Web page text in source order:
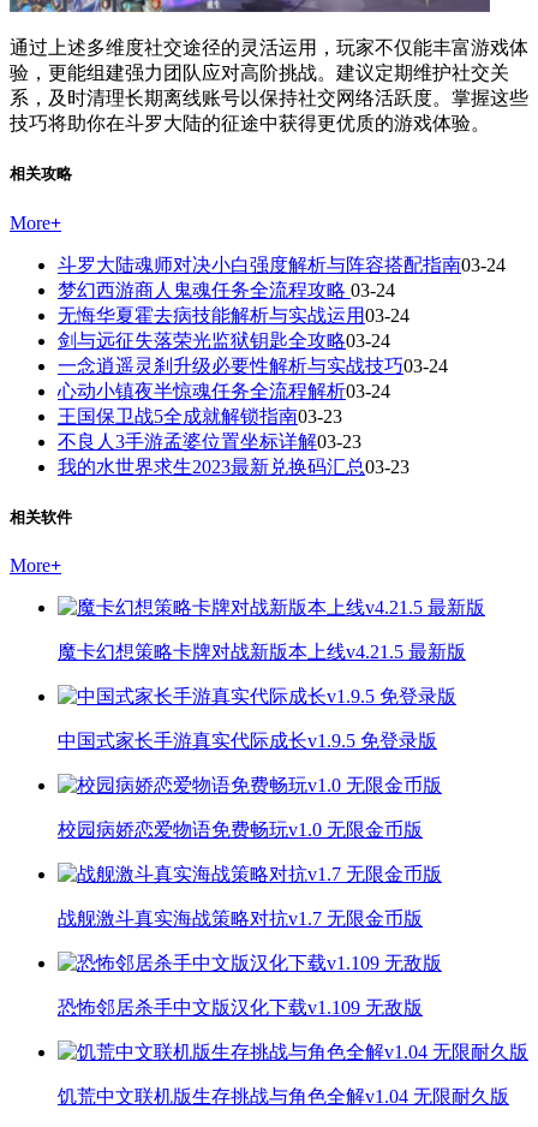
通过上述多维度社交途径的灵活运用，玩家不仅能丰富游戏体
验，更能组建强力团队应对高阶挑战。建议定期维护社交关
系，及时清理长期离线账号以保持社交网络活跃度。掌握这些
技巧将助你在斗罗大陆的征途中获得更优质的游戏体验。
相关攻略
More+
斗罗大陆魂师对决小白强度解析与阵容搭配指南03-24
梦幻西游商人鬼魂任务全流程攻略 03-24
无悔华夏霍去病技能解析与实战运用03-24
剑与远征失落荣光监狱钥匙全攻略03-24
一念逍遥灵刹升级必要性解析与实战技巧03-24
心动小镇夜半惊魂任务全流程解析03-24
王国保卫战5全成就解锁指南03-23
不良人3手游孟婆位置坐标详解03-23
我的水世界求生2023最新兑换码汇总03-23
相关软件
More+
魔卡幻想策略卡牌对战新版本上线v4.21.5 最新版
中国式家长手游真实代际成长v1.9.5 免登录版
校园病娇恋爱物语免费畅玩v1.0 无限金币版
战舰激斗真实海战策略对抗v1.7 无限金币版
恐怖邻居杀手中文版汉化下载v1.109 无敌版
饥荒中文联机版生存挑战与角色全解v1.04 无限耐久版